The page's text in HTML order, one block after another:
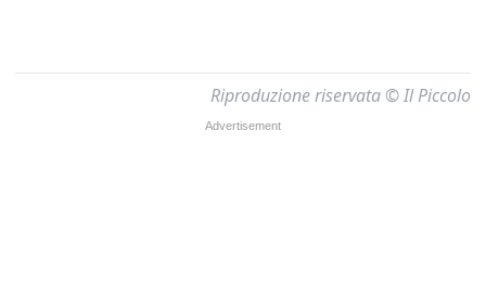
Riproduzione riservata © Il Piccolo